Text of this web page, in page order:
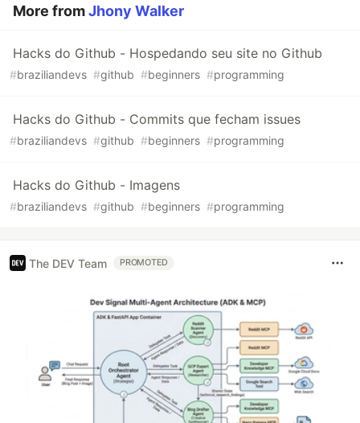
More fromJhony Walker
Hacks do Github - Hospedando seu site no Github
#braziliandevs #github #beginners #programming
Hacks do Github - Commits que fecham issues
#braziliandevs #github #beginners #programming
Hacks do Github - Imagens
#braziliandevs #github #beginners #programming
The DEV Team PROMOTED